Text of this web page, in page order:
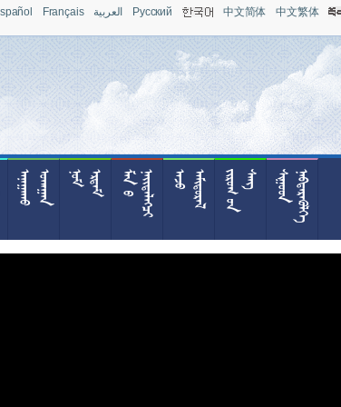
Français العربية Pусский 中文简体 中文繁体











  





  












 








  







 














